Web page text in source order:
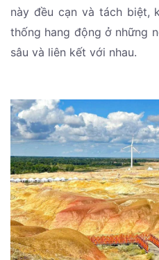
này đều cạn và tách biệt,
thống hang động ở những
sâu và liên kết với nhau.